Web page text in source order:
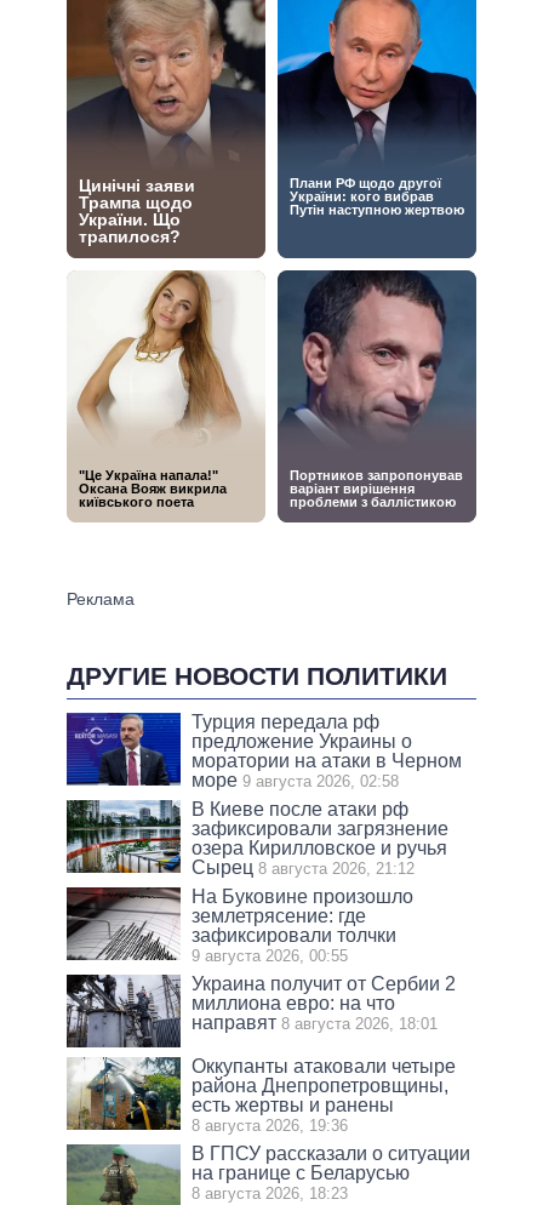
ДРУГИЕ НОВОСТИ ПОЛИТИКИ
Турция передала рф
предложение Украины о
моратории на атаки в Черном
море 9 августа 2026, 02:58
В Киеве после атаки рф
зафиксировали загрязнение
озера Кирилловское и ручья
Сырец 8 августа 2026, 21:12
На Буковине произошло
землетрясение: где
зафиксировали толчки
9 августа 2026, 00:55
Украина получит от Сербии 2
миллиона евро: на что
направят 8 августа 2026, 18:01
Оккупанты атаковали четыре
района Днепропетровщины,
есть жертвы и ранены
8 августа 2026, 19:36
В ГПСУ рассказали о ситуации
на границе с Беларусью
8 августа 2026, 18:23